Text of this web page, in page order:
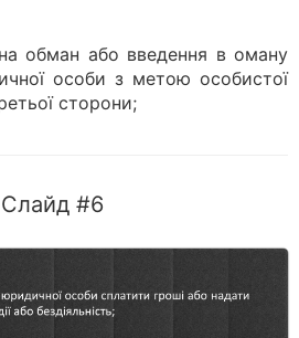
на обман або введення в оману
особи з метою особистої
сторони;
Слайд #6